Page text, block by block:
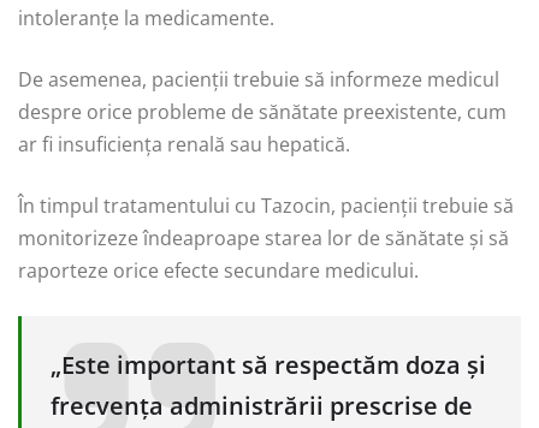
intoleranțe la medicamente.
De asemenea, pacienții trebuie să informeze medicul
despre orice probleme de sănătate preexistente, cum
ar fi insuficiența renală sau hepatică.
În timpul tratamentului cu Tazocin, pacienții trebuie să
monitorizeze îndeaproape starea lor de sănătate și să
raporteze orice efecte secundare medicului.
„Este important să respectăm doza și
frecvența administrării prescrise de